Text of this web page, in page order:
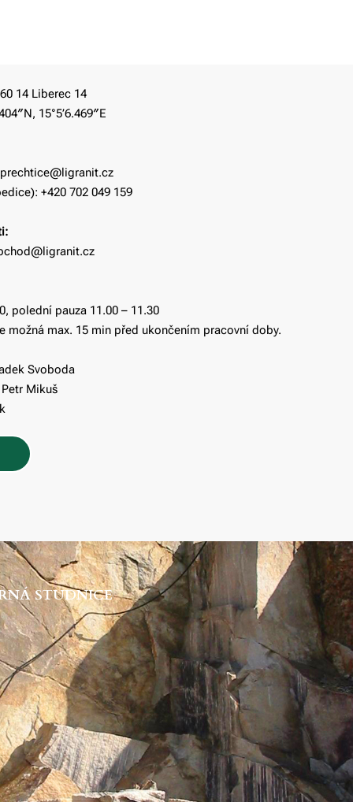
14 Liberec 14
15°5’6.469″E
+420 702 049 159
polední pauza 11.00 – 11.30
možná max. 15 min před ukončením pracovní doby.
Svoboda
Mikuš
STUDNICE